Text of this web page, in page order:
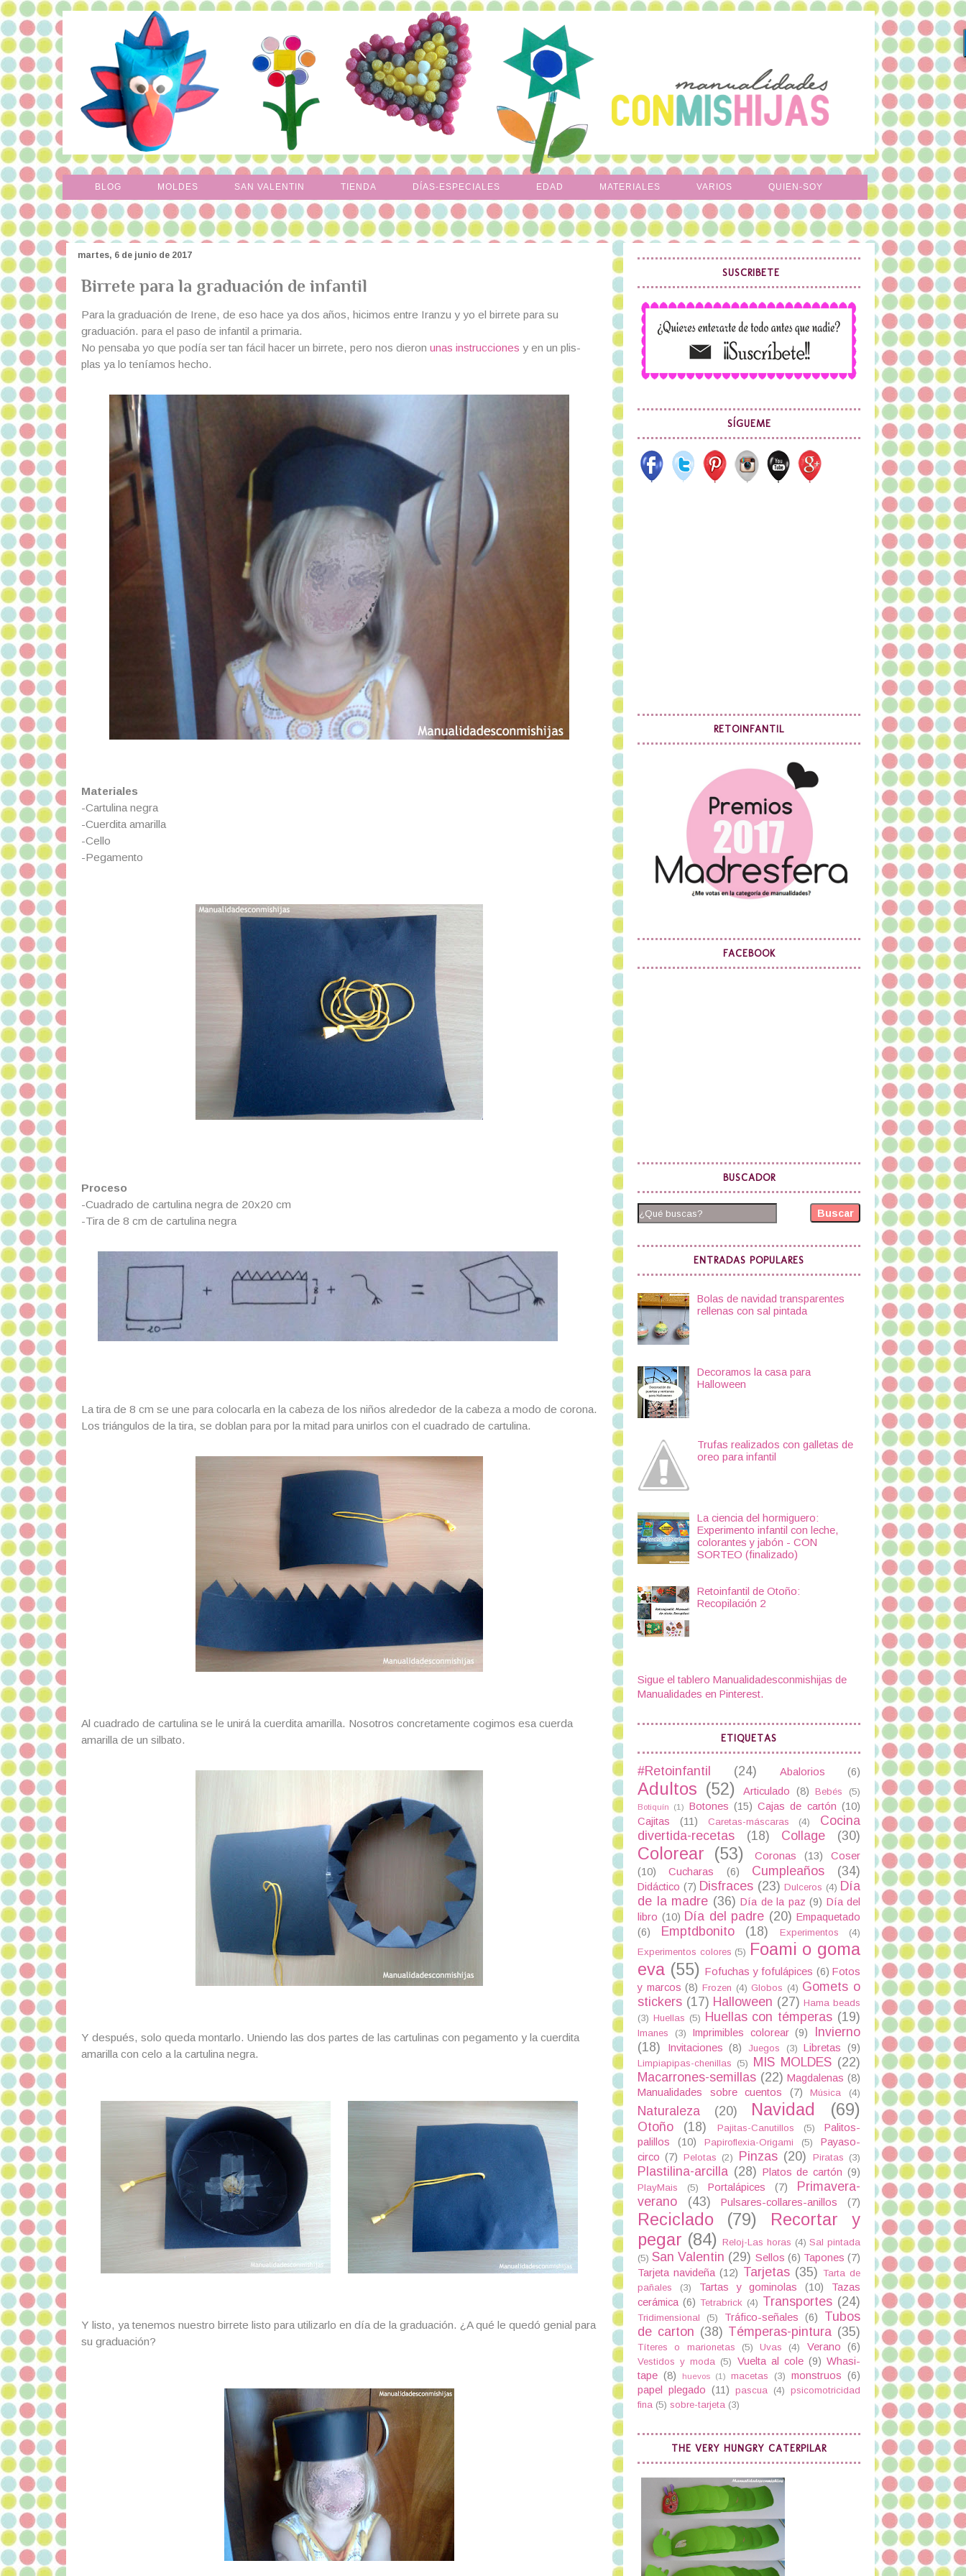
BLOG MOLDES SAN VALENTIN TIENDA DÍAS-ESPECIALES EDAD MATERIALES VARIOS QUIEN-SOY
martes, 6 de junio de 2017
Birrete para la graduación de infantil
Para la graduación de Irene, de eso hace ya dos años, hicimos entre Iranzu y yo el birrete para su
graduación. para el paso de infantil a primaria.
No pensaba yo que podía ser tan fácil hacer un birrete, pero nos dieron unas instrucciones y en un plis-
plas ya lo teníamos hecho.
Materiales
-Cartulina negra
-Cuerdita amarilla
-Cello
-Pegamento
Proceso
-Cuadrado de cartulina negra de 20x20 cm
-Tira de 8 cm de cartulina negra
La tira de 8 cm se une para colocarla en la cabeza de los niños alrededor de la cabeza a modo de corona.
Los triángulos de la tira, se doblan para por la mitad para unirlos con el cuadrado de cartulina.
Al cuadrado de cartulina se le unirá la cuerdita amarilla. Nosotros concretamente cogimos esa cuerda
amarilla de un silbato.
Y después, solo queda montarlo. Uniendo las dos partes de las cartulinas con pegamento y la cuerdita
amarilla con celo a la cartulina negra.
Y listo, ya tenemos nuestro birrete listo para utilizarlo en día de la graduación. ¿A qué le quedó genial para
su graduación?
SUSCRIBETE
SÍGUEME
RETOINFANTIL
FACEBOOK
BUSCADOR
Buscar
ENTRADAS POPULARES
Bolas de navidad transparentes
rellenas con sal pintada
Decoramos la casa para
Halloween
Trufas realizados con galletas de
oreo para infantil
La ciencia del hormiguero:
Experimento infantil con leche,
colorantes y jabón - CON
SORTEO (finalizado)
Retoinfantil de Otoño:
Recopilación 2
Sigue el tablero Manualidadesconmishijas de
Manualidades en Pinterest.
ETIQUETAS
#Retoinfantil (24) Abalorios (6)
Adultos (52) Articulado (8) Bebés (5)
Botiquín (1) Botones (15) Cajas de cartón (10)
Cajitas
(11) Caretas-máscaras (4)
Cocina
divertida-recetas
(18) Collage (30)
Colorear (53) Coronas (13)
Coser
(10)
Cucharas (6) Cumpleaños (34)
Didáctico (7) Disfraces (23) Dulceros (4) Día
de la madre (36) Día de la paz (9) Día del
libro (10) Día del padre (20) Empaquetado
(6)
Emptdbonito (18) Experimentos
(4)
Experimentos colores (5) Foami o goma
eva (55) Fofuchas y fofulápices (6) Fotos
y marcos (8) Frozen (4) Globos (4) Gomets o
stickers (17) Halloween (27) Hama beads
(3) Huellas (5) Huellas con témperas (19)
Imanes (3) Imprimibles colorear (9)
Invierno
(18)
Invitaciones (8) Juegos (3) Libretas (9)
Limpiapipas-chenillas (5) MIS MOLDES (22)
Macarrones-semillas (22) Magdalenas (8)
Manualidades sobre cuentos
(7) Música (4)
Naturaleza (20) Navidad (69)
Otoño (18) Pajitas-Canutillos (5)
Palitos-
palillos
(10) Papiroflexia-Origami (5)
Payaso-
circo (7) Pelotas (2) Pinzas (20) Piratas (3)
Plastilina-arcilla (28) Platos de cartón (9)
PlayMais (5) Portalápices (7)
Primavera-
verano
(43) Pulsares-collares-anillos (7)
Reciclado (79)
Recortar y
pegar (84) Reloj-Las horas (4) Sal pintada
(5) San Valentin (29) Sellos (6) Tapones (7)
Tarjeta navideña (12) Tarjetas (35) Tarta de
pañales
(3) Tartas y gominolas (10)
Tazas
cerámica (6) Tetrabrick (4) Transportes (24)
Tridimensional (5) Tráfico-señales (6)
Tubos
de carton (38) Témperas-pintura (35)
Títeres o marionetas (5) Uvas (4) Verano (6)
Vestidos y moda (5) Vuelta al cole (9) Whasi-
tape (8) huevos (1) macetas (3) monstruos (6)
papel plegado (11) pascua (4) psicomotricidad
fina (5) sobre-tarjeta (3)
THE VERY HUNGRY CATERPILAR